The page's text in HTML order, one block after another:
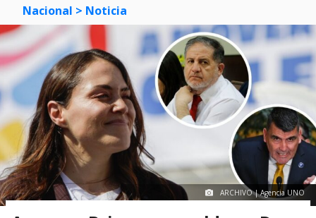
Nacional > Noticia
ARCHIVO | Agencia UNO